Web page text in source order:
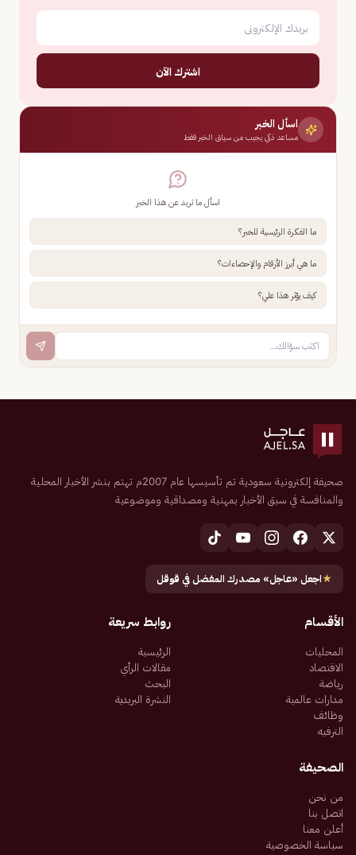
اشترك الآن
اسأل الخبر
مساعد ذكي يجيب من سياق الخبر فقط
اسأل ما تريد عن هذا الخبر
ما الفكرة الرئيسية للخبر؟
ما هي أبرز الأرقام والإحصاءات؟
كيف يؤثر هذا علي؟
صحيفة إلكترونية سعودية تم تأسيسها عام 2007م تهتم بنشر الأخبار المحلية
والمنافسة في سبق الأخبار بمهنية ومصداقية وموضوعية
★اجعل «عاجل» مصدرك المفضل في قوقل
الأقسام
المحليات
الاقتصاد
رياضة
مدارات عالمية
وظائف
الترفيه
روابط سريعة
الرئيسية
مقالات الرأي
البحث
النشرة البريدية
الصحيفة
من نحن
اتصل بنا
أعلن معنا
سياسة الخصوصية